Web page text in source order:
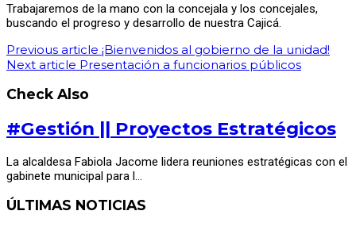
Trabajaremos de la mano con la concejala y los concejales,
buscando el progreso y desarrollo de nuestra Cajicá.
Previous article ¡Bienvenidos al gobierno de la unidad!
Next article Presentación a funcionarios públicos
Check Also
#Gestión || Proyectos Estratégicos
La alcaldesa Fabiola Jacome lidera reuniones estratégicas con el
gabinete municipal para l…
ÚLTIMAS NOTICIAS